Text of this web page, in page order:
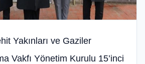
Yakınları ve Gaziler
Vakfı Yönetim Kurulu 15’inci